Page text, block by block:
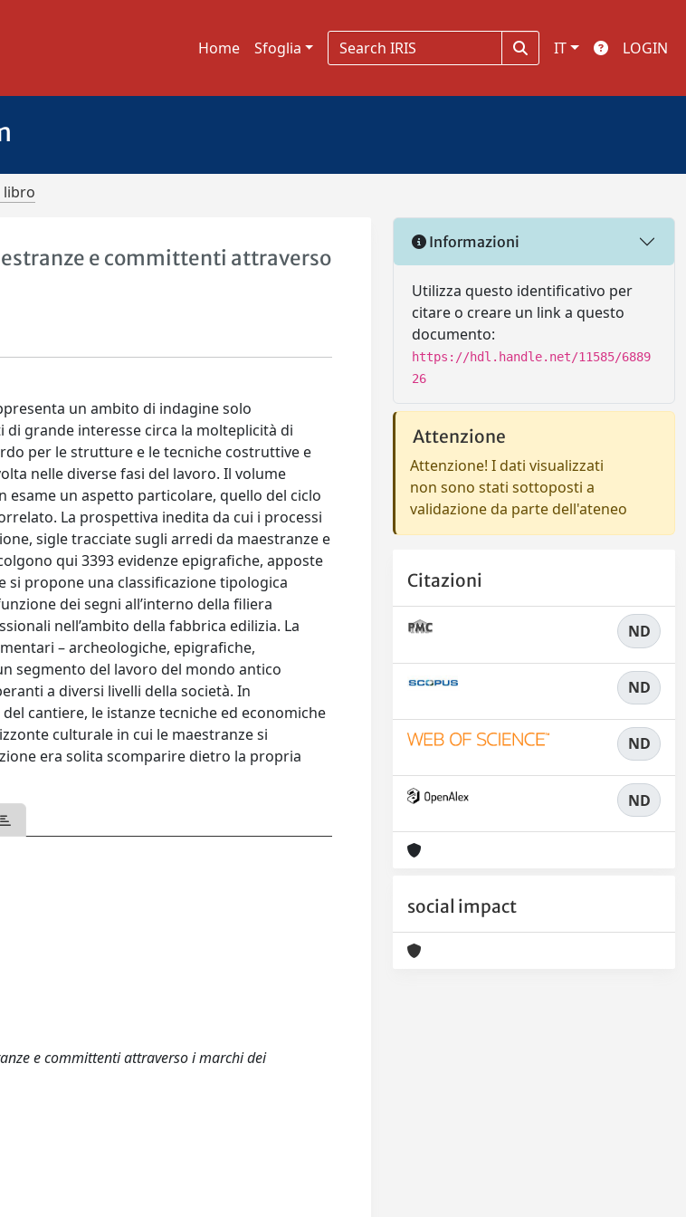
Home Sfoglia IT LOGIN
libro
e committenti attraverso
un ambito di indagine solo
grande interesse circa la molteplicità di
per le strutture e le tecniche costruttive e
nelle diverse fasi del lavoro. Il volume
un aspetto particolare, quello del ciclo
La prospettiva inedita da cui i processi
sigle tracciate sugli arredi da maestranze e
qui 3393 evidenze epigrafiche, apposte
si propone una classificazione tipologica
dei segni all’interno della filiera
nell’ambito della fabbrica edilizia. La
– archeologiche, epigrafiche,
segmento del lavoro del mondo antico
a diversi livelli della società. In
cantiere, le istanze tecniche ed economiche
culturale in cui le maestranze si
era solita scomparire dietro la propria
e committenti attraverso i marchi dei
Informazioni
Utilizza questo identificativo per
citare o creare un link a questo
documento:
https://hdl.handle.net/11585/6889
26
Attenzione
Attenzione! I dati visualizzati
non sono stati sottoposti a
validazione da parte dell'ateneo
Citazioni
ND
ND
ND
ND
social impact